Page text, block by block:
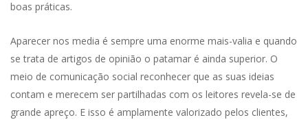
boas práticas.
Aparecer nos media é sempre uma enorme mais-valia e quando
se trata de artigos de opinião o patamar é ainda superior. O
meio de comunicação social reconhecer que as suas ideias
contam e merecem ser partilhadas com os leitores revela-se de
grande apreço. E isso é amplamente valorizado pelos clientes,